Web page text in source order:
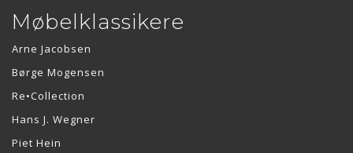
Møbelklassikere
Arne Jacobsen
Børge Mogensen
Re•Collection
Hans J. Wegner
Piet Hein